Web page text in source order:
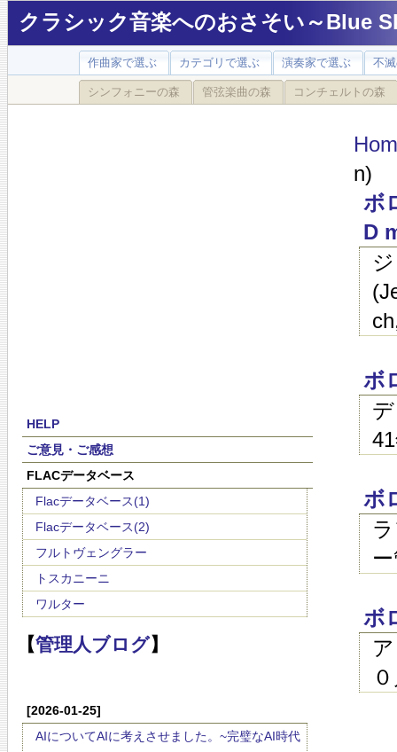
クラシック音楽へのおさそい～Blue
作曲家で選ぶ カテゴリで選ぶ 演奏家で選ぶ 不
シンフォニーの森 管弦楽曲の森 コンチェルトの森
HELP
ご意見・ご感想
FLACデータベース
Flacデータベース(1)
Flacデータベース(2)
フルトヴェングラー
トスカニーニ
ワルター
【管理人ブログ】
[2026-01-25]
AIについてAIに考えさせました。~完璧なAI時代
n)
ボ
D
ボ
ボ
ボ